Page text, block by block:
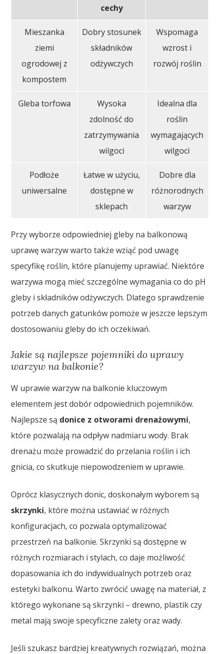
cechy
Mieszanka
ziemi
ogrodowej z
kompostem
Dobry stosunek
składników
odżywczych
Wspomaga
wzrost i
rozwój roślin
Gleba torfowa
Wysoka
zdolność do
zatrzymywania
wilgoci
Idealna dla
roślin
wymagających
wilgoci
Podłoże
uniwersalne
Łatwe w użyciu,
dostępne w
sklepach
Dobre dla
różnorodnych
warzyw
Przy wyborze odpowiedniej gleby na balkonową
uprawę warzyw warto także wziąć pod uwagę
specyfikę roślin, które planujemy uprawiać. Niektóre
warzywa mogą mieć szczególne wymagania co do pH
gleby i składników odżywczych. Dlatego sprawdzenie
potrzeb danych gatunków pomoże w jeszcze lepszym
dostosowaniu gleby do ich oczekiwań.
Jakie są najlepsze pojemniki do uprawy
warzyw na balkonie?
W uprawie warzyw na balkonie kluczowym
elementem jest dobór odpowiednich pojemników.
Najlepsze są donice z otworami drenażowymi,
które pozwalają na odpływ nadmiaru wody. Brak
drenażu może prowadzić do przelania roślin i ich
gnicia, co skutkuje niepowodzeniem w uprawie.
Oprócz klasycznych donic, doskonałym wyborem są
skrzynki, które można ustawiać w różnych
konfiguracjach, co pozwala optymalizować
przestrzeń na balkonie. Skrzynki są dostępne w
różnych rozmiarach i stylach, co daje możliwość
dopasowania ich do indywidualnych potrzeb oraz
estetyki balkonu. Warto zwrócić uwagę na materiał, z
którego wykonane są skrzynki – drewno, plastik czy
metal mają swoje specyficzne zalety oraz wady.
Jeśli szukasz bardziej kreatywnych rozwiązań, można